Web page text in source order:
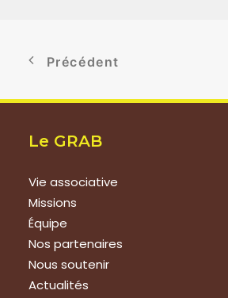
Précédent
Le GRAB
Vie associative
Missions
Équipe
Nos partenaires
Nous soutenir
Actualités